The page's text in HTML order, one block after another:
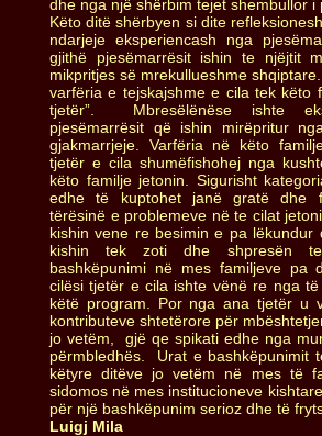
dhe nga një shërbim tejet shembullor i
Këto ditë shërbyen si dite
ndarjeje eksperiencash nga
gjithë pjesëmarrësit ishin te njëjtit
mikpritjes së mrekullueshme
varfëria e tejskajshme e cila tek këto
tjetër”. Mbresëlënëse ishte
pjesëmarrësit që ishin mirëpritur
gjakmarrjeje. Varfëria në këto
tjetër e cila shumëfishohej nga
këto familje jetonin. Sigurisht
edhe të kuptohet janë gratë dhe
tërësinë e problemeve në te cilat
kishin vene re besimin e pa lëkundur
kishin tek zoti dhe shpresën
bashkëpunimi në mes familjeve pa
cilësi tjetër e cila ishte vënë re nga
këtë program. Por nga ana tjetër u
kontributeve shtetërore për
jo vetëm, gjë qe spikati edhe nga
përmbledhës. Urat e bashkëpunimit
këtyre ditëve jo vetëm në mes të
sidomos në mes institucioneve
për një bashkëpunim serioz dhe të
Luigj Mila